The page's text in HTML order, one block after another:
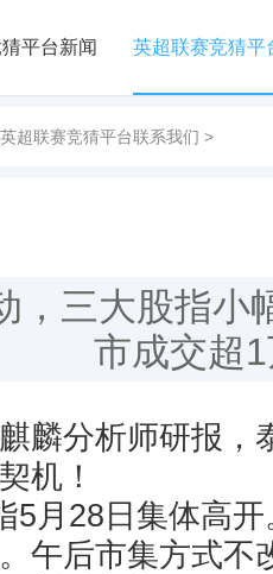
平台新闻 英超联赛竞猜平
英超联赛竞猜平台联系我们 >
，三大股指小
市成交超
分析师研报，
机！
28日集体高开
午后市集方式不